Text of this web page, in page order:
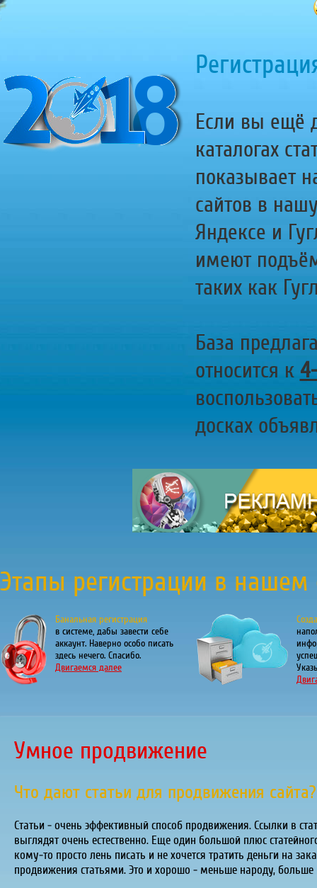
Если вы ещё
каталогах
показывает
сайтов в
Яндексе и
имеют
таких как
База
относится к
досках
Этапы регистрации в нашем
Банальная регистрация
в системе, дабы завести себе
аккаунт. Наверно особо писать
здесь нечего. Спасибо.
Двигаемся далее
Умное продвижение
Что дают статьи для продвижения сайта?
Статьи - очень эффективный способ продвижения. Ссылки в
выглядят очень естественно. Еще один большой плюс
кому-то просто лень писать и не хочется тратить деньги на
продвижения статьями. Это и хорошо - меньше народу, больше